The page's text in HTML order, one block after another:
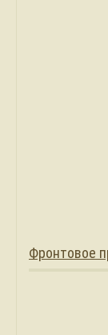
Фронтовое